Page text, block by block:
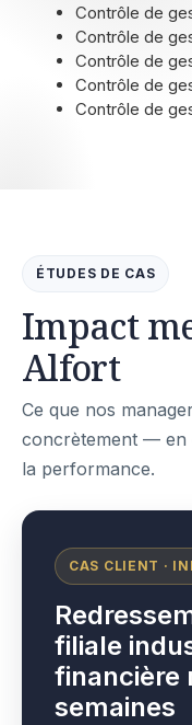
Contrôle de
Contrôle de
Contrôle de
Contrôle de
Contrôle de
ÉTUDES DE CAS
Impact
Alfort
Ce que nos
concrètement — en
la performance.
CAS CLIENT ·
filiale
financière
semaines